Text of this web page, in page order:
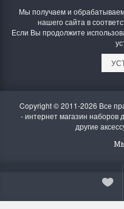
Мы получаем и
нашего сайта в
Если Вы продолжите
Copyright © 2011-2026 Все
- интернет магазин наборов
другие